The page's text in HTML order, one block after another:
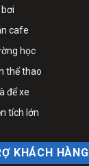
cafe
học
thể thao
để xe
tích lớn
KHÁCH HÀNG